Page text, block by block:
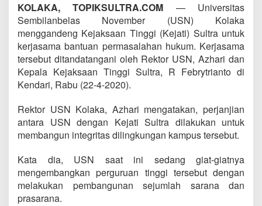
KOLAKA, TOPIKSULTRA.COM — Universitas
Sembilanbelas November (USN) Kolaka
menggandeng Kejaksaan Tinggi (Kejati) Sultra untuk
kerjasama bantuan permasalahan hukum. Kerjasama
tersebut ditandatangani oleh Rektor USN, Azhari dan
Kepala Kejaksaan Tinggi Sultra, R Febrytrianto di
Kendari, Rabu (22-4-2020).
Rektor USN Kolaka, Azhari mengatakan, perjanjian
antara USN dengan Kejati Sultra dilakukan untuk
membangun integritas dilingkungan kampus tersebut.
Kata dia, USN saat ini sedang giat-giatnya
mengembangkan perguruan tinggi tersebut dengan
melakukan pembangunan sejumlah sarana dan
prasarana.